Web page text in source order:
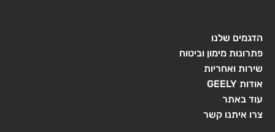
הדגמים שלנו
פתרונות מימון וביטוח
שירות ואחריות
אודות GEELY
עוד באתר
צרו איתנו קשר